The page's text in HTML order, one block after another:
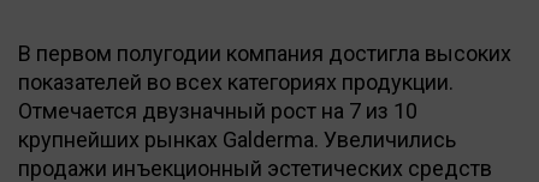
В первом полугодии компания достигла высоких
показателей во всех категориях продукции.
Отмечается двузначный рост на 7 из 10
крупнейших рынках Galderma. Увеличились
продажи инъекционный эстетических средств